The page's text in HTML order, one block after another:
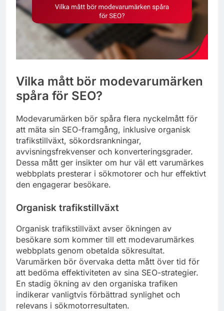
Vilka mått bör modevarumärken
spåra för SEO?
Modevarumärken bör spåra flera nyckelmått för
att mäta sin SEO-framgång, inklusive organisk
trafikstillväxt, sökordsrankningar,
avvisningsfrekvenser och konverteringsgrader.
Dessa mått ger insikter om hur väl ett varumärkes
webbplats presterar i sökmotorer och hur effektivt
den engagerar besökare.
Organisk trafikstillväxt
Organisk trafikstillväxt avser ökningen av
besökare som kommer till ett modevarumärkes
webbplats genom obetalda sökresultat.
Varumärken bör övervaka detta mått över tid för
att bedöma effektiviteten av sina SEO-strategier.
En stadig ökning av den organiska trafiken
indikerar vanligtvis förbättrad synlighet och
relevans i sökmotorresultaten.